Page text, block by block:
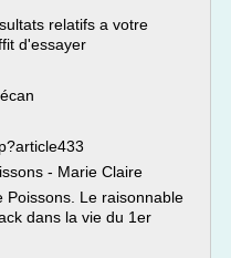
relatifs a votre
d'essayer
- Marie Claire
Poissons. Le raisonnable
dans la vie du 1er